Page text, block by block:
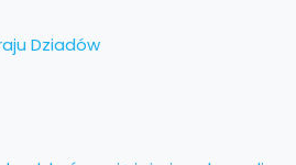
Dziadów